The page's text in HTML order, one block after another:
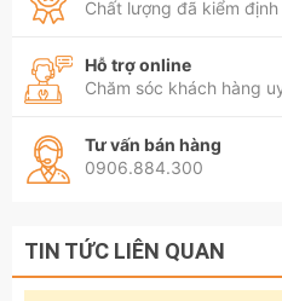
Thiết kế chống trơn
Lưỡi dao:
Tích hợp lưỡi dao sắc
mạng hoặc dây điện
Có thể cắt dây cáp mà
Chất lượng đã kiểm định
Hỗ trợ online
Chăm sóc khách hàng
Tư vấn bán hàng
0906.884.300
TIN TỨC LIÊN QUAN